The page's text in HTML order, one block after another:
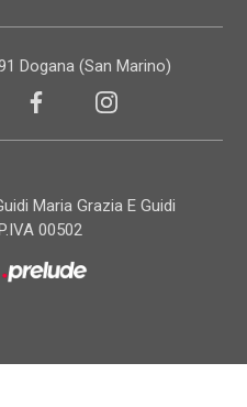
Dogana (San Marino)
Maria Grazia E Guidi
00502